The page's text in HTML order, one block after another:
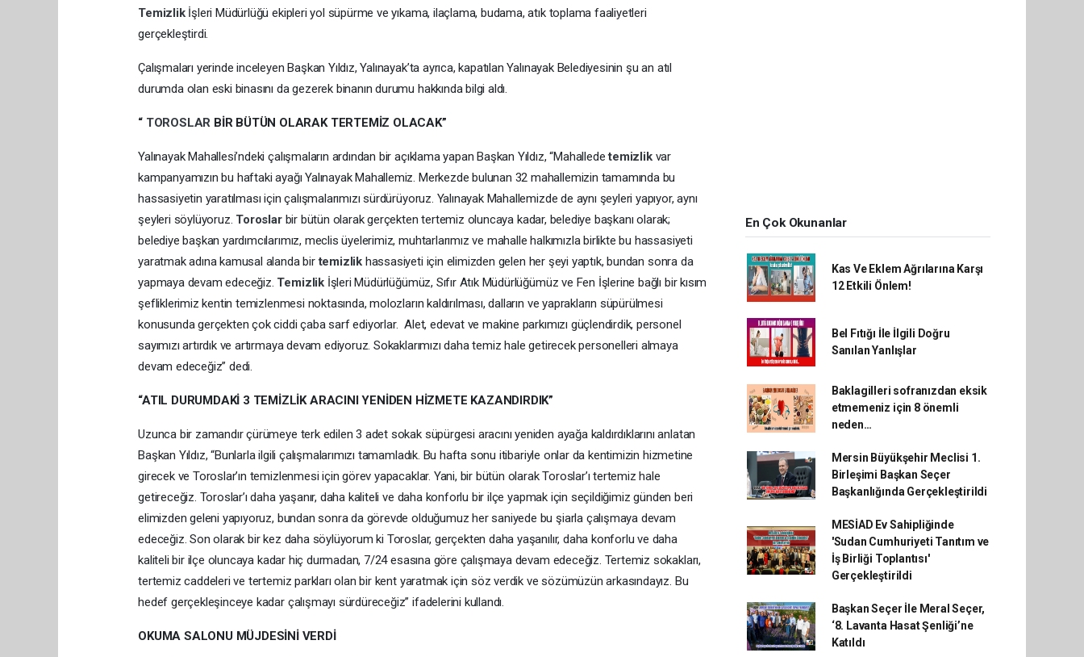
Temizlik İşleri Müdürlüğü ekipleri yol süpürme ve yıkama, ilaçlama, budama, atık toplama faaliyetleri
gerçekleştirdi.
Çalışmaları yerinde inceleyen Başkan Yıldız, Yalınayak’ta ayrıca, kapatılan Yalınayak Belediyesinin şu an atıl
durumda olan eski binasını da gezerek binanın durumu hakkında bilgi aldı.
“ TOROSLAR BİR BÜTÜN OLARAK TERTEMİZ OLACAK”
Yalınayak Mahallesi’ndeki çalışmaların ardından bir açıklama yapan Başkan Yıldız, “Mahalledetemizlik var
kampanyamızın bu haftaki ayağı Yalınayak Mahallemiz. Merkezde bulunan 32 mahallemizin tamamında bu
hassasiyetin yaratılması için çalışmalarımızı sürdürüyoruz. Yalınayak Mahallemizde de aynı şeyleri yapıyor, aynı
şeyleri söylüyoruz. Toroslar bir bütün olarak gerçekten tertemiz oluncaya kadar, belediye başkanı olarak;
belediye başkan yardımcılarımız, meclis üyelerimiz, muhtarlarımız ve mahalle halkımızla birlikte bu hassasiyeti
yaratmak adına kamusal alanda birtemizlik hassasiyeti için elimizden gelen her şeyi yaptık, bundan sonra da
yapmaya devam edeceğiz. Temizlik İşleri Müdürlüğümüz, Sıfır Atık Müdürlüğümüz ve Fen İşlerine bağlı bir kısım
şefliklerimiz kentin temizlenmesi noktasında, molozların kaldırılması, dalların ve yaprakların süpürülmesi
konusunda gerçekten çok ciddi çaba sarf ediyorlar. Alet, edevat ve makine parkımızı güçlendirdik, personel
sayımızı artırdık ve artırmaya devam ediyoruz. Sokaklarımızı daha temiz hale getirecek personelleri almaya
devam edeceğiz” dedi.
“ATIL DURUMDAKİ 3 TEMİZLİK ARACINI YENİDEN HİZMETE KAZANDIRDIK”
Uzunca bir zamandır çürümeye terk edilen 3 adet sokak süpürgesi aracını yeniden ayağa kaldırdıklarını anlatan
Başkan Yıldız, “Bunlarla ilgili çalışmalarımızı tamamladık. Bu hafta sonu itibariyle onlar da kentimizin hizmetine
girecek ve Toroslar’ın temizlenmesi için görev yapacaklar. Yani, bir bütün olarak Toroslar’ı tertemiz hale
getireceğiz. Toroslar’ı daha yaşanır, daha kaliteli ve daha konforlu bir ilçe yapmak için seçildiğimiz günden beri
elimizden geleni yapıyoruz, bundan sonra da görevde olduğumuz her saniyede bu şiarla çalışmaya devam
edeceğiz. Son olarak bir kez daha söylüyorum ki Toroslar, gerçekten daha yaşanılır, daha konforlu ve daha
kaliteli bir ilçe oluncaya kadar hiç durmadan, 7/24 esasına göre çalışmaya devam edeceğiz. Tertemiz sokakları,
tertemiz caddeleri ve tertemiz parkları olan bir kent yaratmak için söz verdik ve sözümüzün arkasındayız. Bu
hedef gerçekleşinceye kadar çalışmayı sürdüreceğiz” ifadelerini kullandı.
OKUMA SALONU MÜJDESİNİ VERDİ
En Çok Okunanlar
Kas Ve Eklem Ağrılarına Karşı
12 Etkili Önlem!
Bel Fıtığı İle İlgili Doğru
Sanılan Yanlışlar
Baklagilleri sofranızdan eksik
etmemeniz için 8 önemli
neden…
Mersin Büyükşehir Meclisi 1.
Birleşimi Başkan Seçer
Başkanlığında Gerçekleştirildi
MESİAD Ev Sahipliğinde
'Sudan Cumhuriyeti Tanıtım ve
İş Birliği Toplantısı'
Gerçekleştirildi
Başkan Seçer İle Meral Seçer,
‘8. Lavanta Hasat Şenliği’ne
Katıldı